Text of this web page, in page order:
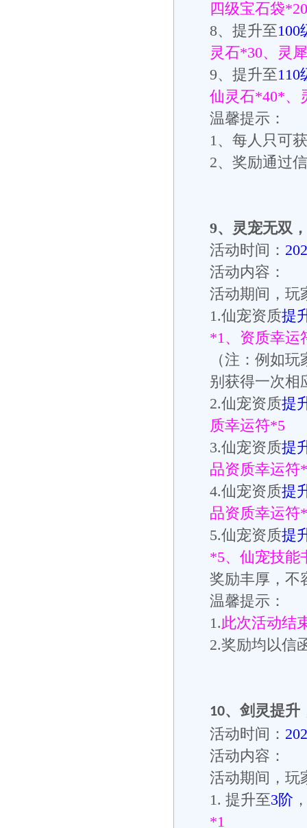
四级宝石袋*20
8、提升至100
灵石*30、灵
9、提升至110
仙灵石*40*、
温馨提示：
1、每人只可
2、奖励通过
9、 灵宠无双
活动时间：
活动内容：
活动期间，玩
1.仙宠资质提
*1、资质幸运
（注：例如
别获得一次相
2.仙宠资质提
质幸运符*5
3.仙宠资质提
品资质幸运符
4.仙宠资质提
品资质幸运符
5.仙宠资质提
*5、仙宠技能
奖励丰厚，不
温馨提示：
1.此次活动结
2.奖励均以信
10、 剑灵提升
活动时间：
活动内容：
活动期间，玩
1. 提升至3阶
*1